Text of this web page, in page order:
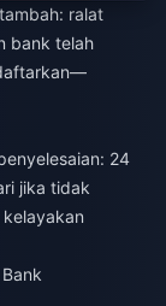
ralat
bank telah
24
jika tidak